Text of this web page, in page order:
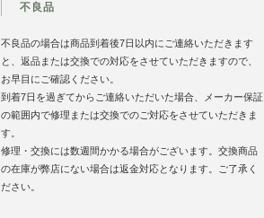
不良品
不良品の場合は商品到着後7日以内にご連絡いただきます
と、返品または交換での対応をさせていただきますので、
お早目にご確認ください。
到着7日を過ぎてからご連絡いただいた場合、メーカー保証
の範囲内で修理または交換でのご対応をさせていただきま
す。
修理・交換には数週間かかる場合がございます。交換商品
の在庫が弊店にない場合は返金対応となります。ご了承く
ださい。